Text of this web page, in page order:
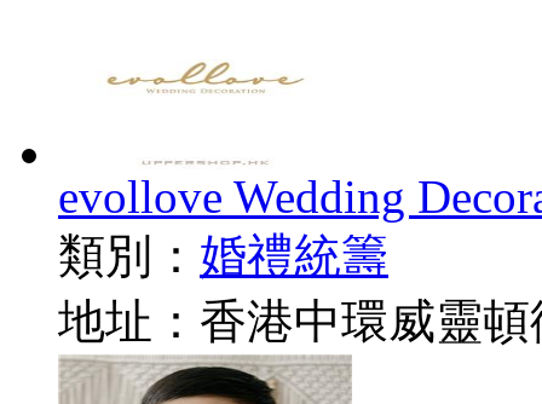
evollove Wedding
類別： 婚禮統籌
地址：香港中環威靈